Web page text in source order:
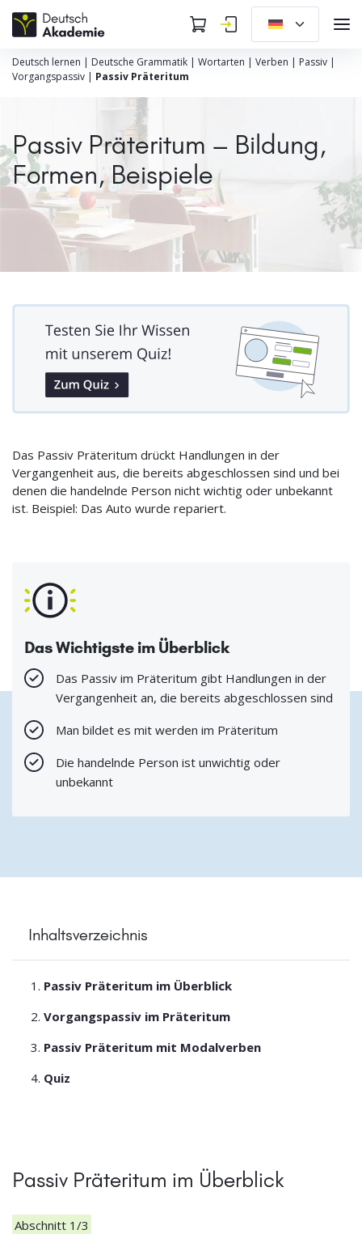
Deutsch lernen | Deutsche Grammatik | Wortarten | Verben | Passiv |
Vorgangspassiv | Passiv Präteritum
Passiv Präteritum – Bildung,
Formen, Beispiele
Das Passiv Präteritum drückt Handlungen in der
Vergangenheit aus, die bereits abgeschlossen sind und bei
denen die handelnde Person nicht wichtig oder unbekannt
ist. Beispiel: Das Auto wurde repariert.
Das Wichtigste im Überblick
Das Passiv im Präteritum gibt Handlungen in der
Vergangenheit an, die bereits abgeschlossen sind
Man bildet es mit werden im Präteritum
Die handelnde Person ist unwichtig oder
unbekannt
Inhaltsverzeichnis
Passiv Präteritum im Überblick
Vorgangspassiv im Präteritum
Passiv Präteritum mit Modalverben
Quiz
Passiv Präteritum im Überblick
Abschnitt 1/3